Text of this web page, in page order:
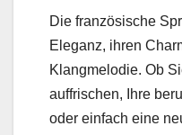
Die französische
Eleganz, ihren
Klangmelodie. Ob
auffrischen, Ihre
oder einfach eine